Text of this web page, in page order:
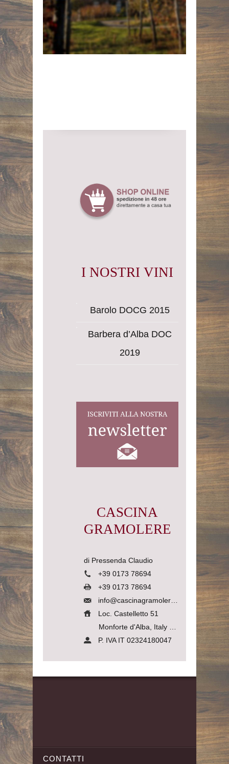
I NOSTRI VINI
Barolo DOCG 2015
Barbera d’Alba DOC
2019
CASCINA
GRAMOLERE
di Pressenda Claudio
+39 0173 78694
+39 0173 78694
info@cascinagramolere.com
Loc. Castelletto 51
Monforte d'Alba, Italy
P. IVA IT 02324180047
CONTATTI